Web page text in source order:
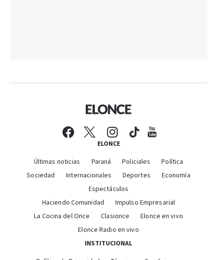
ELONCE
Últimas noticias Paraná Policiales
Política
Sociedad
Internacionales Deportes
Economía
Espectáculos
Haciendo Comunidad
Impulso Empresarial
La Cocina del Once
Clasionce
Elonce en vivo
Elonce Radio en vivo
INSTITUCIONAL